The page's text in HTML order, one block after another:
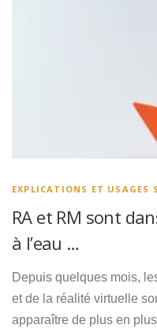
EXPLICATIONS ET USAGES
RA et RM sont
à l’eau …
Depuis quelques mois,
et de la réalité virtuelle
apparaître de plus en